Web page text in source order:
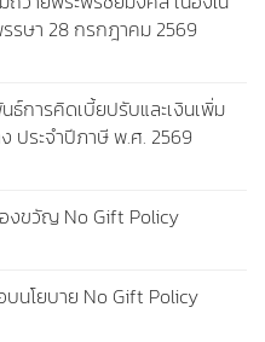
รษา 28 กรกฎาคม 2569
ธ์การคิดเบี้ยปรับและเงินเพิ่ม
ประจำปีภาษี พ.ศ. 2569
งขวัญ No Gift Policy
บนโยบาย No Gift Policy